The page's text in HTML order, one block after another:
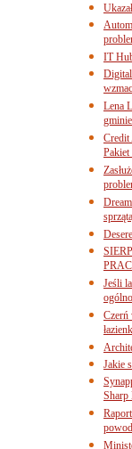
IT
Lena
Credit
Jeśli
Czerń
Jakie
Sharp